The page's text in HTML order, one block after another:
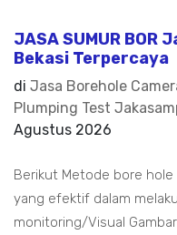
JASA SUMUR BOR
Bekasi Terpercaya
di Jasa Borehole
Plumping Test
Agustus 2026
Berikut Metode bore
yang efektif dalam
monitoring/Visual